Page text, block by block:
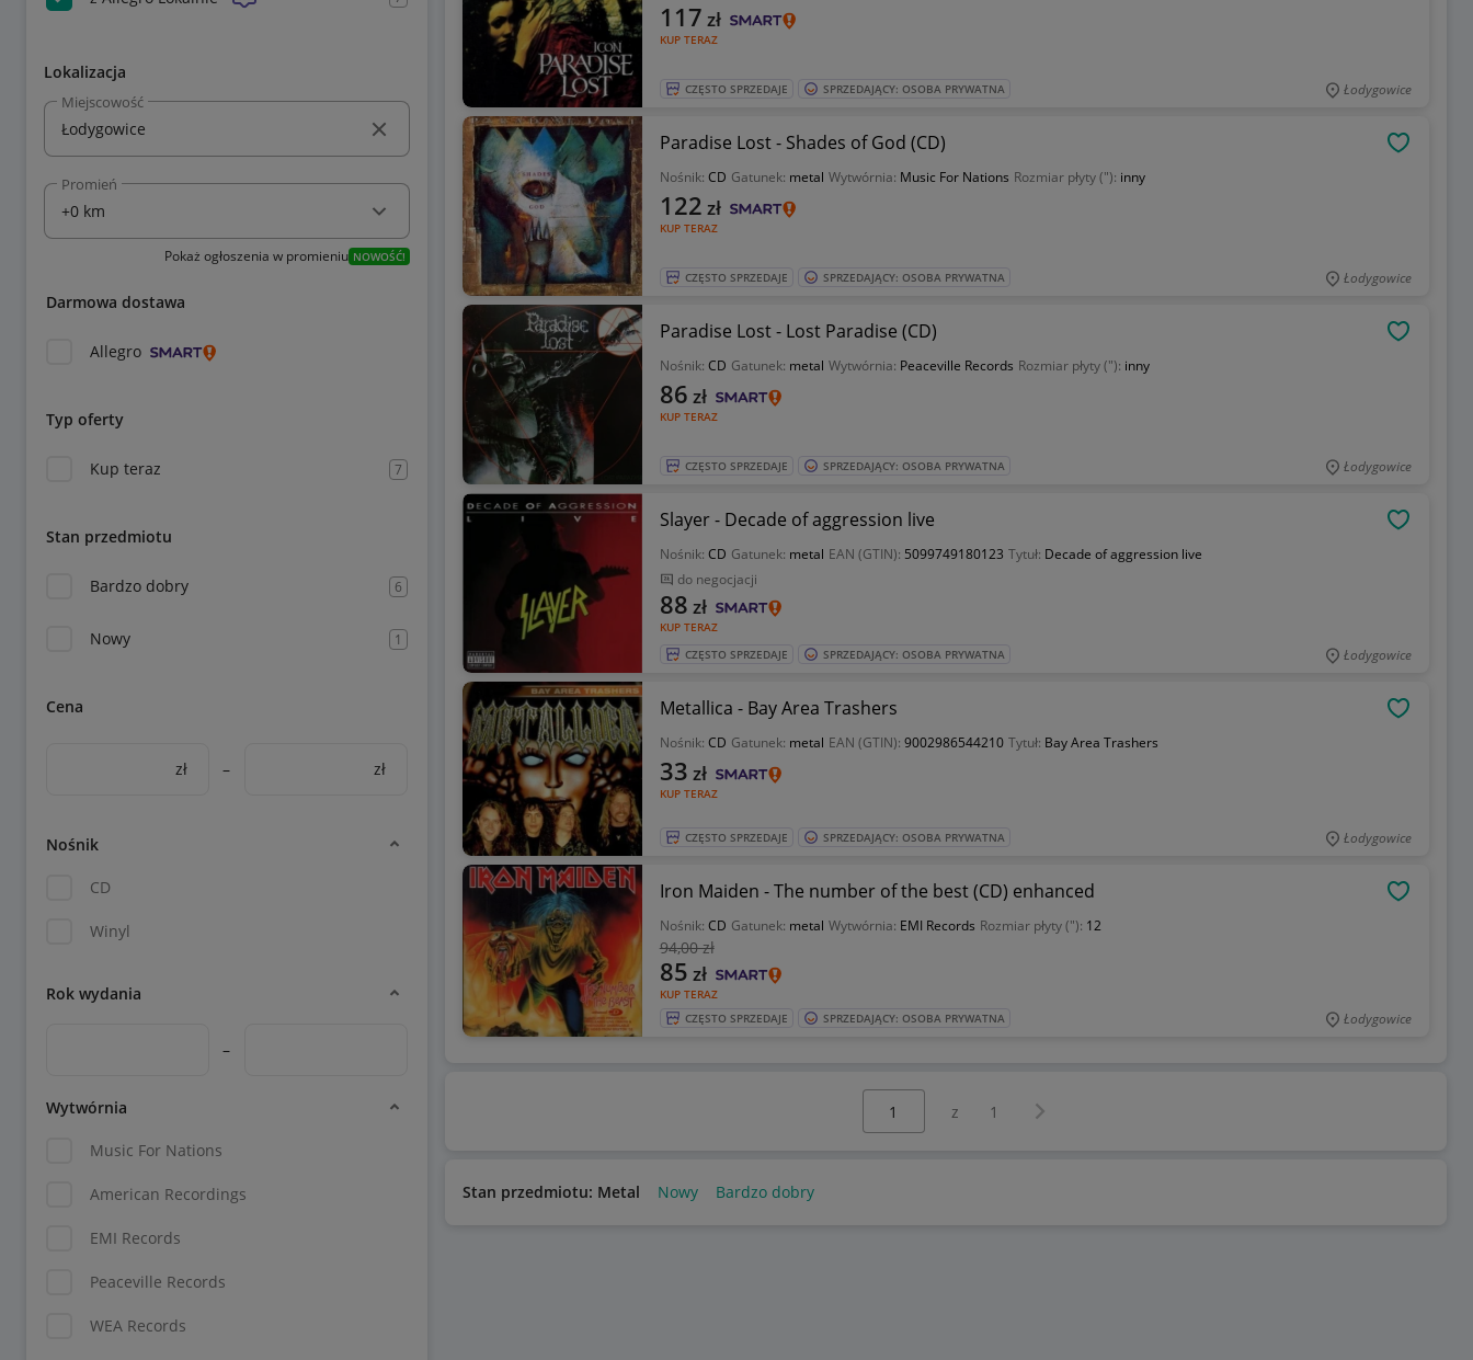
Lokalizacja
Miejscowość
Promień
Pokaż ogłoszenia w promieniu NOWOŚĆ!
Darmowa dostawa
Allegro
Typ oferty
Kup teraz 7
Stan przedmiotu
Bardzo dobry 6
Nowy 1
Cena
zł – zł
Nośnik
CD
Winyl
Rok wydania
–
Wytwórnia
Music For Nations
American Recordings
EMI Records
Peaceville Records
WEA Records
KUP TERAZ
117 zł
CZĘSTO SPRZEDAJE SPRZEDAJĄCY: OSOBA PRYWATNA Łodygowice
Paradise Lost - Shades of God (CD)
Nośnik: CD Gatunek: metal Wytwórnia: Music For Nations Rozmiar płyty ("): inny
KUP TERAZ
122 zł
CZĘSTO SPRZEDAJE SPRZEDAJĄCY: OSOBA PRYWATNA Łodygowice
Paradise Lost - Lost Paradise (CD)
Nośnik: CD Gatunek: metal Wytwórnia: Peaceville Records Rozmiar płyty ("): inny
KUP TERAZ
86 zł
CZĘSTO SPRZEDAJE SPRZEDAJĄCY: OSOBA PRYWATNA Łodygowice
Slayer - Decade of aggression live
Nośnik: CD Gatunek: metal EAN (GTIN): 5099749180123 Tytuł: Decade of aggression live
do negocjacji
KUP TERAZ
88 zł
CZĘSTO SPRZEDAJE SPRZEDAJĄCY: OSOBA PRYWATNA Łodygowice
Metallica - Bay Area Trashers
Nośnik: CD Gatunek: metal EAN (GTIN): 9002986544210 Tytuł: Bay Area Trashers
KUP TERAZ
33 zł
CZĘSTO SPRZEDAJE SPRZEDAJĄCY: OSOBA PRYWATNA Łodygowice
Iron Maiden - The number of the best (CD) enhanced
Nośnik: CD Gatunek: metal Wytwórnia: EMI Records Rozmiar płyty ("): 12
94,00 zł
KUP TERAZ
85 zł
CZĘSTO SPRZEDAJE SPRZEDAJĄCY: OSOBA PRYWATNA Łodygowice
z 1 Następna strona
Stan przedmiotu: Metal Nowy Bardzo dobry